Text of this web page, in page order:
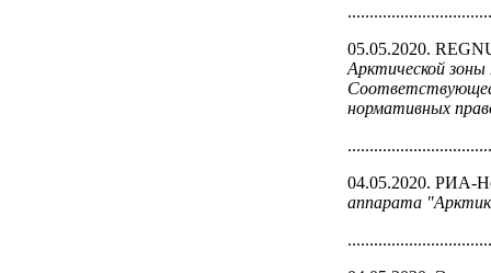
05.05.2020.
Арктической
Соответствующее
нормативных
04.05.2020. РИА-
аппарата